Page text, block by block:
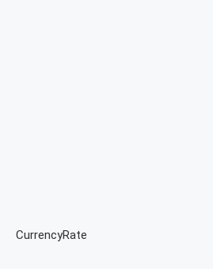
CurrencyRate